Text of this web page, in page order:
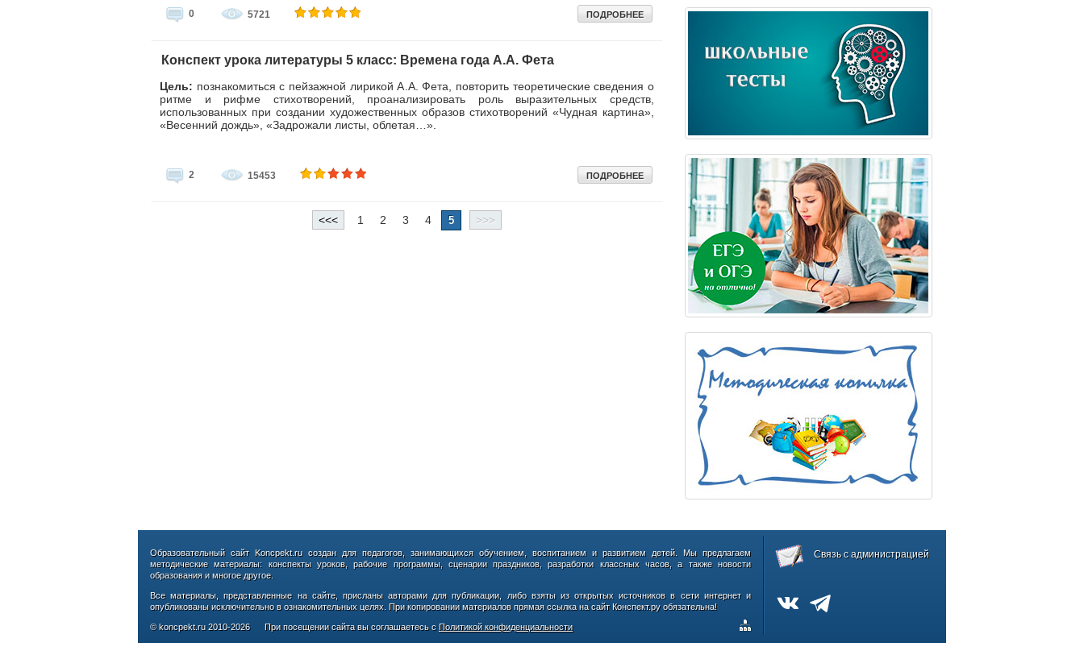
ПОДРОБНЕЕ
0 5721
Конспект урока литературы 5 класс: Времена года А.А. Фета
Цель: познакомиться с пейзажной лирикой А.А. Фета, повторить теоретические сведения о
ритме и рифме стихотворений, проанализировать роль выразительных средств,
использованных при создании художественных образов стихотворений «Чудная картина»,
«Весенний дождь», «Задрожали листы, облетая…».
ПОДРОБНЕЕ
2 15453
<<< 1 2 3 4 5 >>>
Образовательный сайт Koncpekt.ru создан для педагогов, занимающихся обучением, воспитанием и развитием детей. Мы предлагаем
методические материалы: конспекты уроков, рабочие программы, сценарии праздников, разработки классных часов, а также новости
образования и многое другое.
Все материалы, представленные на сайте, присланы авторами для публикации, либо взяты из открытых источников в сети интернет и
опубликованы исключительно в ознакомительных целях. При копировании материалов прямая ссылка на сайт Конспект.ру обязательна!
© koncpekt.ru2010-2026При посещении сайта вы соглашаетесь с Политикой конфиденциальности
Связь с администрацией